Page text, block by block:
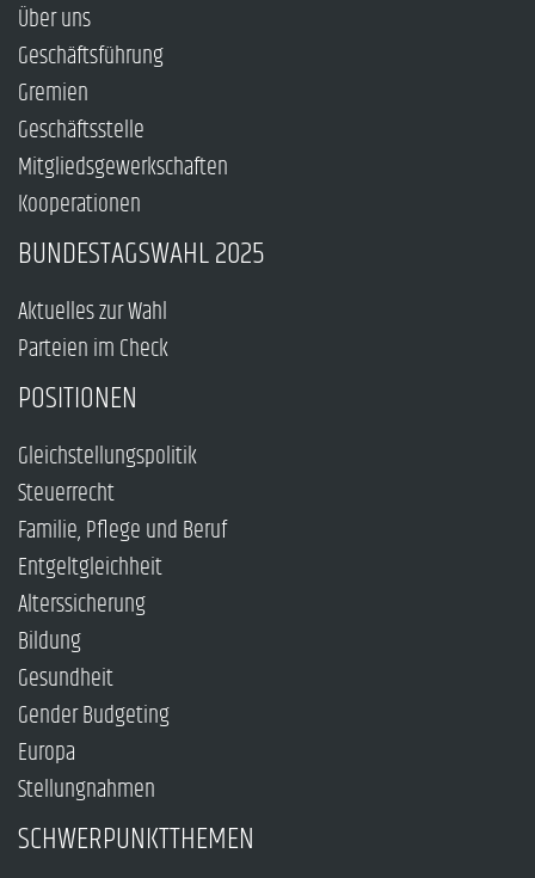
Über uns
Geschäftsführung
Gremien
Geschäftsstelle
Mitgliedsgewerkschaften
Kooperationen
BUNDESTAGSWAHL 2025
Aktuelles zur Wahl
Parteien im Check
POSITIONEN
Gleichstellungspolitik
Steuerrecht
Familie, Pflege und Beruf
Entgeltgleichheit
Alterssicherung
Bildung
Gesundheit
Gender Budgeting
Europa
Stellungnahmen
SCHWERPUNKTTHEMEN